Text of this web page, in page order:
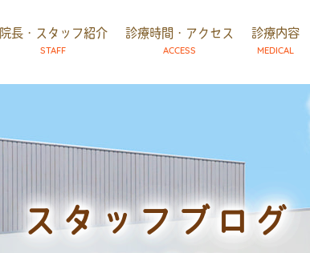
院長・スタッフ紹介
STAFF
診療時間・アクセス
ACCESS
診療内容
MEDICAL
スタッフブログ